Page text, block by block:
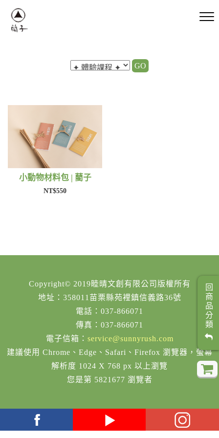
GO
小動物材料包 | 藺子
NT$550
Copyright© 2019睦晴文創有限公司版權所有
地址：358011苗栗縣苑裡鎮信義路36號
電話：037-866071
傳真：037-866071
電子信箱： service@sunnyrush.com
建議使用 Chrome、Edge、Safari、Firefox 瀏覽器，螢幕
解析度 1024 X 768 px 以上瀏覽
您是第 5821677 瀏覽者
回商品分類